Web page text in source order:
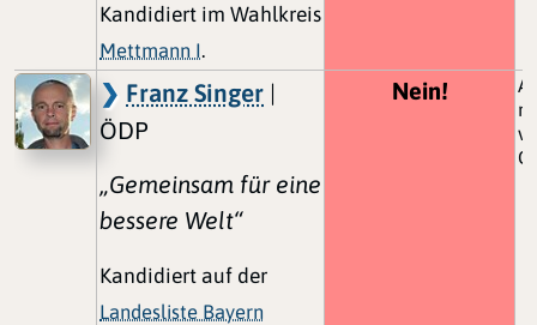
Kandidiert im Wahlkreis
Mettmann I.
Franz Singer |
ÖDP
„Gemeinsam für eine
bessere Welt“
Kandidiert auf der
Landesliste Bayern
Nein!